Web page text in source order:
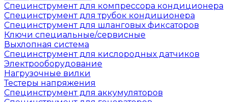
Специнструмент для компрессора кондиционера
Специнструмент для трубок кондиционера
Специнструмент для шланговых фиксаторов
Ключи специальные/сервисные
Выхлопная система
Специнструмент для кислородных датчиков
Электрооборудование
Нагрузочные вилки
Тестеры напряжения
Специнструмент для аккумуляторов